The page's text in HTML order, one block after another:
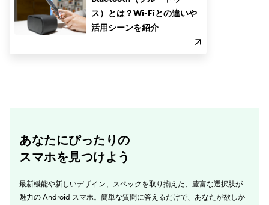
ス）とは？Wi-Fiとの違いや
活用シーンを紹介
あなたにぴったりの
スマホを見つけよう
最新機能や新しいデザイン、スペックを取り揃えた、豊富な選択肢が
魅力の Android スマホ。簡単な質問に答えるだけで、あなたが欲しか